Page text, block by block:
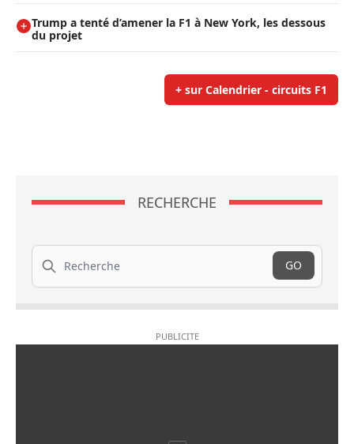
Trump a tenté d’amener la F1 à New York, les dessous
du projet
+ sur Calendrier - circuits F1
RECHERCHE
Recherche
GO